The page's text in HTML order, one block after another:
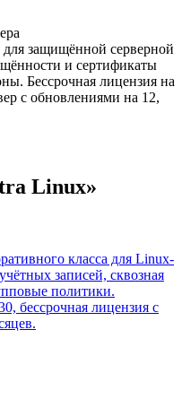
для защищённой серверной
и сертификаты
Бессрочная лицензия на
с обновлениями на 12,
Linux»
класса для Linux-
записей, сквозная
политики.
бессрочная лицензия с